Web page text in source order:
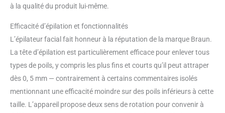
à la qualité du produit lui-même.
Efficacité d’épilation et fonctionnalités
L’épilateur facial fait honneur à la réputation de la marque Braun.
La tête d’épilation est particulièrement efficace pour enlever tous
types de poils, y compris les plus fins et courts qu’il peut attraper
dès 0, 5 mm — contrairement à certains commentaires isolés
mentionnant une efficacité moindre sur des poils inférieurs à cette
taille. L’appareil propose deux sens de rotation pour convenir à